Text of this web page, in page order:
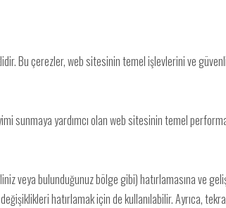
Bu çerezler, web sitesinin temel işlevlerini ve
sunmaya yardımcı olan web sitesinin temel
veya bulunduğunuz bölge gibi) hatırlamasına ve
hatırlamak için de kullanılabilir. Ayrıca,